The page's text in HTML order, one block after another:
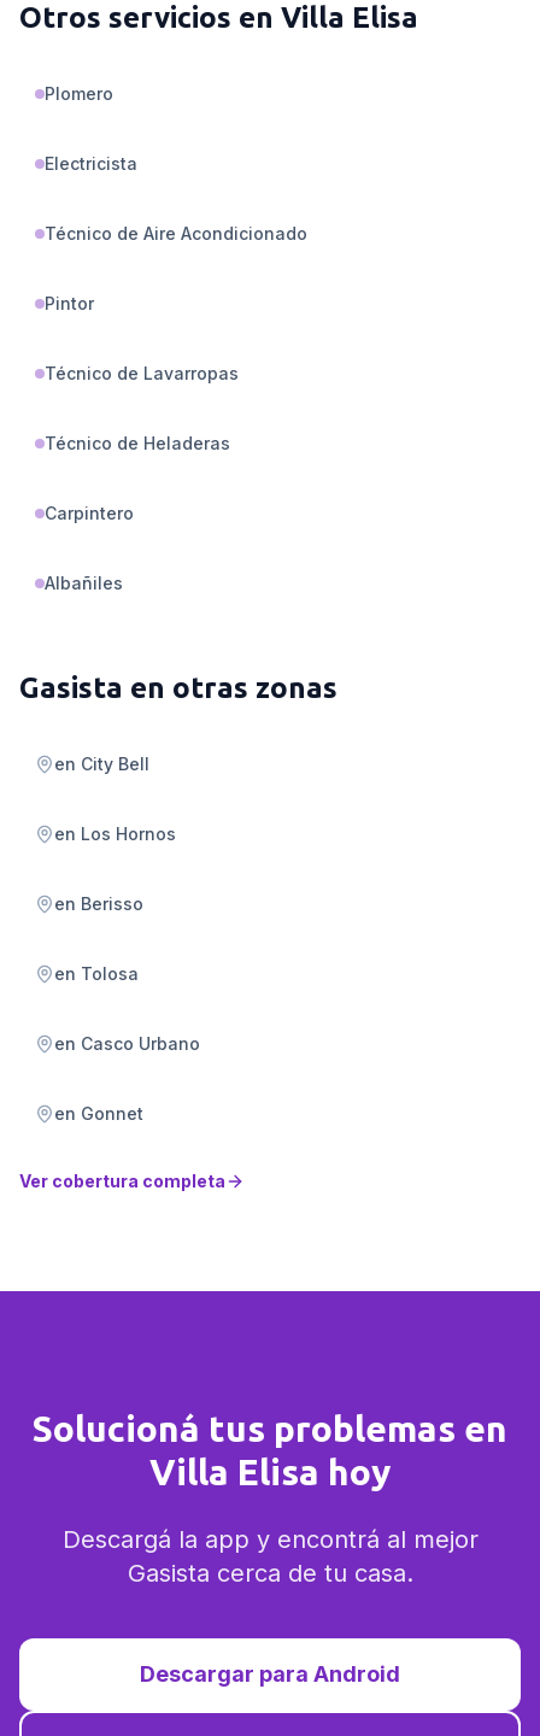
Otros servicios en Villa Elisa
Plomero
Electricista
Técnico de Aire Acondicionado
Pintor
Técnico de Lavarropas
Técnico de Heladeras
Carpintero
Albañiles
Gasista en otras zonas
en City Bell
en Los Hornos
en Berisso
en Tolosa
en Casco Urbano
en Gonnet
Ver cobertura completa
Solucioná tus problemas en
Villa Elisa hoy
Descargá la app y encontrá al mejor
Gasista cerca de tu casa.
Descargar para Android